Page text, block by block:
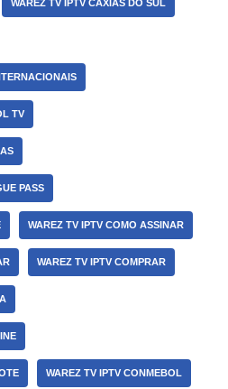
WAREZ TV IPTV CAXIAS DO SUL
TV
PASS
WAREZ TV IPTV COMO ASSINAR
WAREZ TV IPTV COMPRAR
WAREZ TV IPTV CONMEBOL